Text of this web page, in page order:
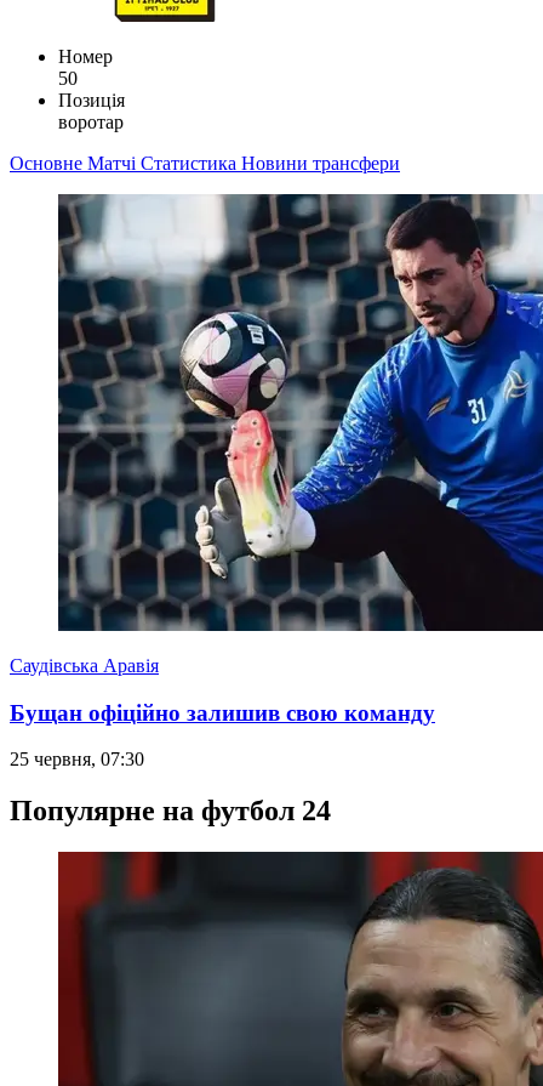
Номер
50
Позиція
воротар
Основне Матчі Статистика Новини трансфери
Саудівська Аравія
Бущан офіційно залишив свою команду
25 червня, 07:30
Популярне на футбол 24